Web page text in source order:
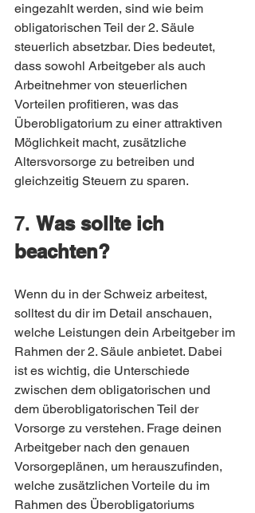
eingezahlt werden, sind wie beim
obligatorischen Teil der 2. Säule
steuerlich absetzbar. Dies bedeutet,
dass sowohl Arbeitgeber als auch
Arbeitnehmer von steuerlichen
Vorteilen profitieren, was das
Überobligatorium zu einer attraktiven
Möglichkeit macht, zusätzliche
Altersvorsorge zu betreiben und
gleichzeitig Steuern zu sparen.
7. Was sollte ich
beachten?
Wenn du in der Schweiz arbeitest,
solltest du dir im Detail anschauen,
welche Leistungen dein Arbeitgeber im
Rahmen der 2. Säule anbietet. Dabei
ist es wichtig, die Unterschiede
zwischen dem obligatorischen und
dem überobligatorischen Teil der
Vorsorge zu verstehen. Frage deinen
Arbeitgeber nach den genauen
Vorsorgeplänen, um herauszufinden,
welche zusätzlichen Vorteile du im
Rahmen des Überobligatoriums